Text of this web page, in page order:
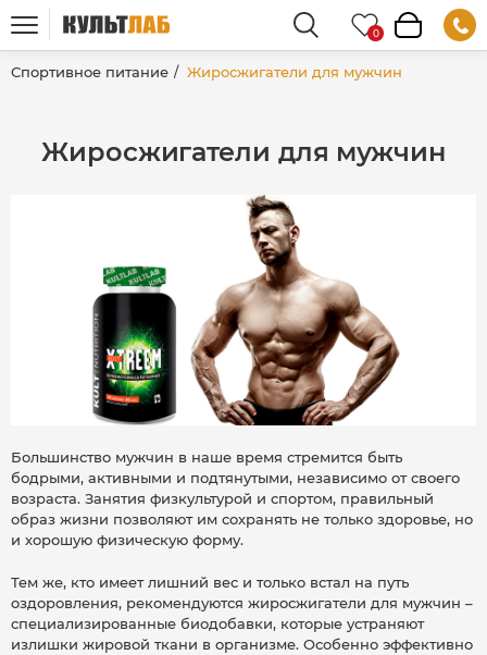
Спортивное питание Жиросжигатели для мужчин
Жиросжигатели для мужчин
Большинство мужчин в наше время стремится быть
бодрыми, активными и подтянутыми, независимо от своего
возраста. Занятия физкультурой и спортом, правильный
образ жизни позволяют им сохранять не только здоровье, но
и хорошую физическую форму.
Тем же, кто имеет лишний вес и только встал на путь
оздоровления, рекомендуются жиросжигатели для мужчин –
специализированные биодобавки, которые устраняют
излишки жировой ткани в организме. Особенно эффективно